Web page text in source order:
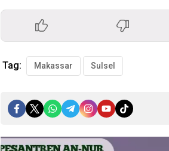
Tag: Makassar Sulsel
Pemutar